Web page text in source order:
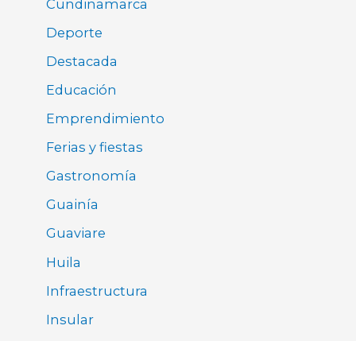
Cundinamarca
Deporte
Destacada
Educación
Emprendimiento
Ferias y fiestas
Gastronomía
Guainía
Guaviare
Huila
Infraestructura
Insular